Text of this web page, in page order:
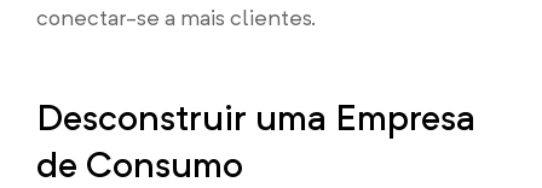
conectar-se a mais clientes.
Desconstruir uma Empresa
de Consumo